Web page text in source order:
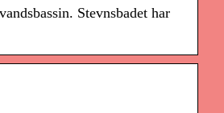
Stevnsbadet har